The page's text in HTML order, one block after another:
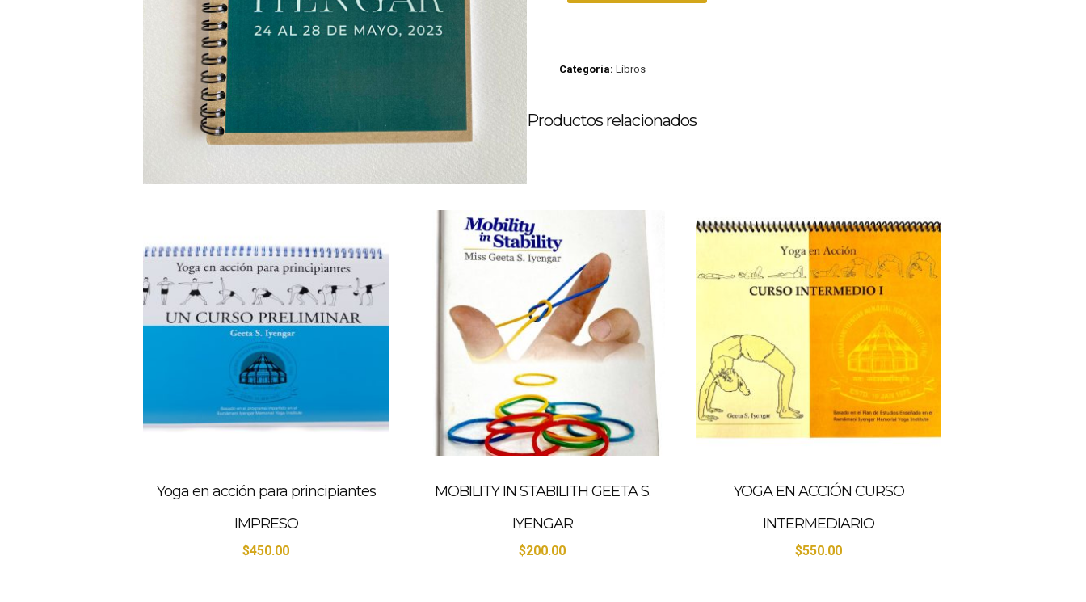
Categoría: Libros
Productos relacionados
Yoga en acción para principiantes
IMPRESO
$450.00
MOBILITY IN STABILITH GEETA S.
IYENGAR
$200.00
YOGA EN ACCIÓN CURSO
INTERMEDIARIO
$550.00